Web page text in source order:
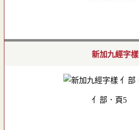
新加九經字樣
亻部．頁5